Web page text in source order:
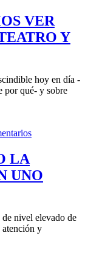
VER
Y
hoy en día -
por qué- y sobre
LA
UNO
nivel elevado de
atención y